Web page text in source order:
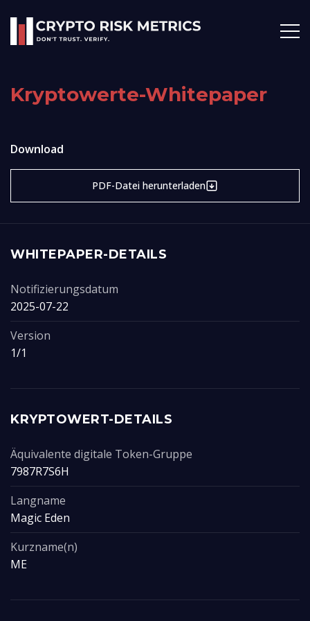
Kryptowerte-Whitepaper
Download
PDF-Datei herunterladen
WHITEPAPER-DETAILS
Notifizierungsdatum
2025-07-22
Version
1/1
KRYPTOWERT-DETAILS
Äquivalente digitale Token-Gruppe
7987R7S6H
Langname
Magic Eden
Kurzname(n)
ME